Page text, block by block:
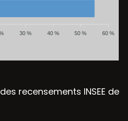
60 %
50 %
40 %
30 %
recensements INSEE de